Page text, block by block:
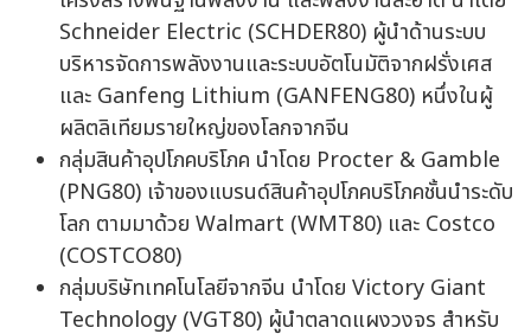
Schneider Electric (SCHDER80) ผู้นำด้านระบบ
บริหารจัดการพลังงานและระบบอัตโนมัติจากฝรั่งเศส
และ Ganfeng Lithium (GANFENG80) หนึ่งในผู้
ผลิตลิเทียมรายใหญ่ของโลกจากจีน
กลุ่มสินค้าอุปโภคบริโภค นำโดย Procter & Gamble
(PNG80) เจ้าของแบรนด์สินค้าอุปโภคบริโภคชั้นนำระดับ
โลก ตามมาด้วย Walmart (WMT80) และ Costco
(COSTCO80)
กลุ่มบริษัทเทคโนโลยีจากจีน นำโดย Victory Giant
Technology (VGT80) ผู้นำตลาดแผงวงจร สำหรับ